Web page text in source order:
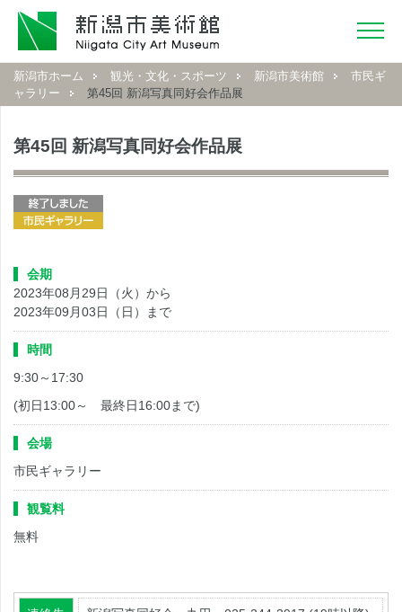
新潟市ホーム 観光・文化・スポーツ 新潟市美術館
市民ギ
ャラリー
第45回 新潟写真同好会作品展
第45回 新潟写真同好会作品展
会期
2023年08月29日（火）から
2023年09月03日（日）まで
時間
9:30～17:30
(初日13:00～ 最終日16:00まで)
会場
市民ギャラリー
観覧料
無料